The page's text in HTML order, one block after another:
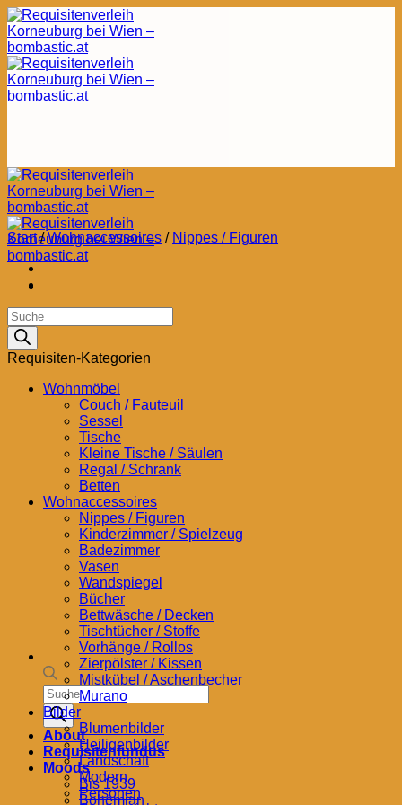
Zum
Inhalt
springen
Products
search
About
Requisitenfundus
Moods
Bis 1939
Bohemian
Start / Wohnaccessoires / Nippes / Figuren
Products
search
Requisiten-Kategorien
Wohnmöbel
Couch / Fauteuil
Sessel
Tische
Kleine Tische / Säulen
Regal / Schrank
Betten
Wohnaccessoires
Nippes / Figuren
Kinderzimmer / Spielzeug
Badezimmer
Vasen
Wandspiegel
Bücher
Bettwäsche / Decken
Tischtücher / Stoffe
Vorhänge / Rollos
Zierpölster / Kissen
Mistkübel / Aschenbecher
Murano
Bilder
Blumenbilder
Heiligenbilder
Landschaft
Modern
Personen